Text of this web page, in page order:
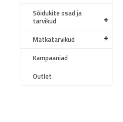
Sõidukite osad ja
tarvikud
Matkatarvikud
Kampaaniad
Outlet